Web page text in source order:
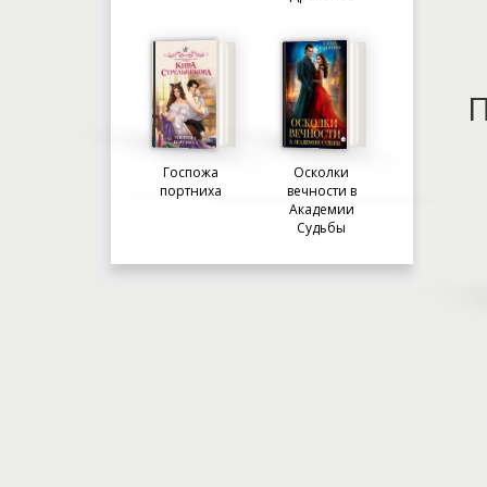
Госпожа
портниха
Осколки
вечности в
Академии
Судьбы